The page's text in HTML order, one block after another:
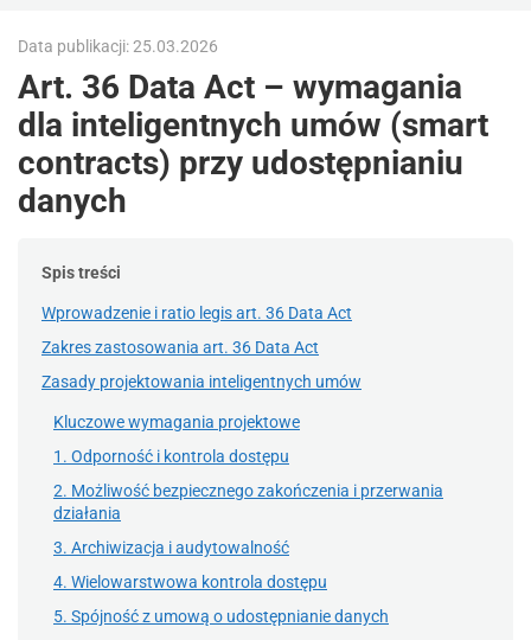
Data publikacji: 25.03.2026
Art. 36 Data Act – wymagania
dla inteligentnych umów (smart
contracts) przy udostępnianiu
danych
Spis treści
Wprowadzenie i ratio legis art. 36 Data Act
Zakres zastosowania art. 36 Data Act
Zasady projektowania inteligentnych umów
Kluczowe wymagania projektowe
1. Odporność i kontrola dostępu
2. Możliwość bezpiecznego zakończenia i przerwania
działania
3. Archiwizacja i audytowalność
4. Wielowarstwowa kontrola dostępu
5. Spójność z umową o udostępnianie danych